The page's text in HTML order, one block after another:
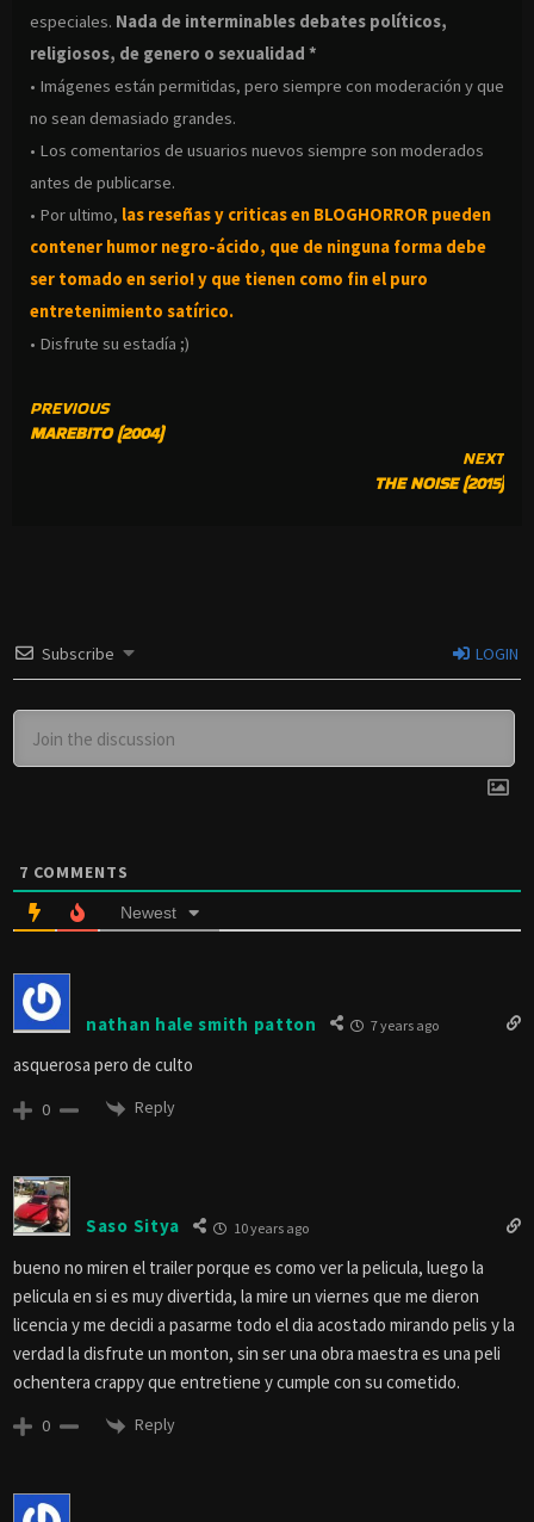
especiales. Nada de interminables debates políticos,
religiosos, de genero o sexualidad *
• Imágenes están permitidas, pero siempre con moderación y que
no sean demasiado grandes.
• Los comentarios de usuarios nuevos siempre son moderados
antes de publicarse.
• Por ultimo, las reseñas y criticas en BLOGHORROR pueden
contener humor negro-ácido, que de ninguna forma debe
ser tomado en serio! y que tienen como fin el puro
entretenimiento satírico.
• Disfrute su estadía ;)
CONTINUE
READING
PREVIOUS
MAREBITO (2004)
NEXT
THE NOISE (2015)
Subscribe LOGIN
7 COMMENTS
Newest
nathan hale smith patton 7 years ago
asquerosa pero de culto
0 Reply
Saso Sitya 10 years ago
bueno no miren el trailer porque es como ver la pelicula, luego la
pelicula en si es muy divertida, la mire un viernes que me dieron
licencia y me decidi a pasarme todo el dia acostado mirando pelis y la
verdad la disfrute un monton, sin ser una obra maestra es una peli
ochentera crappy que entretiene y cumple con su cometido.
0 Reply